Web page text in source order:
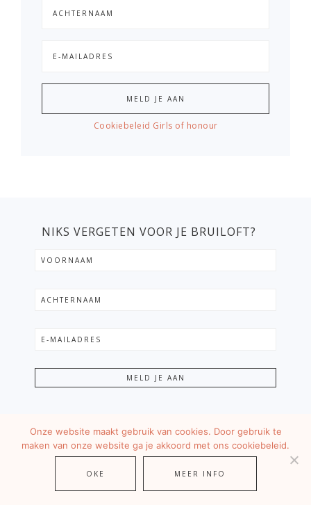
Cookiebeleid Girls of honour
NIKS VERGETEN VOOR JE BRUILOFT?
fhono
Onze website maakt gebruik van cookies. Door gebruik te
maken van onze website ga je akkoord met ons cookiebeleid.
OKE MEER INFO